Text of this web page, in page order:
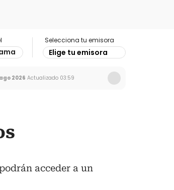
Selecciona tu emisora
Elige tu emisora
2026 Actualizado 03:59
acceder a un